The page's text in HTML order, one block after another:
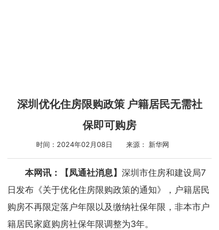
深圳优化住房限购政策 户籍居民无需社
保即可购房
时间：2024年02月08日 来源： 新华网
本网讯：【凤通社消息】 深圳市住房和建设局7
日发布《关于优化住房限购政策的通知》，户籍居民
购房不再限定落户年限以及缴纳社保年限，非本市户
籍居民家庭购房社保年限调整为3年。